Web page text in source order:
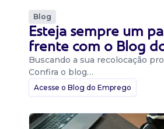
Blog
Esteja sempre um
frente com o Blog
Buscando a sua recolocação
Confira o blog…
Acesse o Blog do Emprego